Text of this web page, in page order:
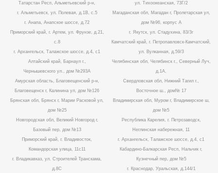
Татарстан Респ, Альметьевский р-н,
г. Альметьевск, ул. Полевая, д.1В, с.5
г. Анапа, Анапское шоссе, д.72
Приморский край, г. Артем, ул. Фрунзе, д.21,
с.8
г. Архангельск, Талажское шоссе, д.4, с1
Алтайский край, Барнаул г.,
Чернышевского ул., дом №293А
Амурская область, Благовещенский р-н,
Благовещенск г, Калинина ул, дом №126
Брянская обл, Брянск г, Марии Расковой ул,
дом №25
Новгородская обл, Великий Новгород г,
Базовый пер, дом №13
Приморский край, г. Владивосток,
Командорская улица, 11с11
г. Владикавказ, ул. Строителей Транскама,
д.8С
ул. Тихоокеанская, 73Г/2
Магаданская обл, Магадан г, Пролетарская ул,
дом №96, корпус А
г. Якутск, ул. Стадухина, 83/3г
Камчатский край, г. Петропавловск-Камчатский,
ул. Вулканная, д.59/3
Челябинская обл, Челябинск г., Северный Луч,
д.1А.
Свердловская обл, Нижний Тагил г.,
Восточное ш., дом№ 17
Владимирская обл, Муром г, Владимирское ш,
дом №5
Республика Карелия, г. Петрозаводск,
Неглинская набережная, 11
г. Архангельск, Талажское шоссе, д.4, с1
Кабардино-Балкарская Респ, Нальчик г,
Кузнечный пер, дом №5
г. Краснодар, Уральская, д.144/1